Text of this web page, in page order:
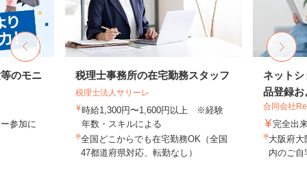
のモニ
参加に
税理士事務所の在宅勤務スタッフ
税理士法人サリーレ
時給1,300円〜1,600円以上 ※経験
年数・スキルによる
全国どこからでも在宅勤務OK（全国
47都道府県対応、転勤なし）
ネットシ
品登録お
合同会社
完全出
大阪府大
内のご